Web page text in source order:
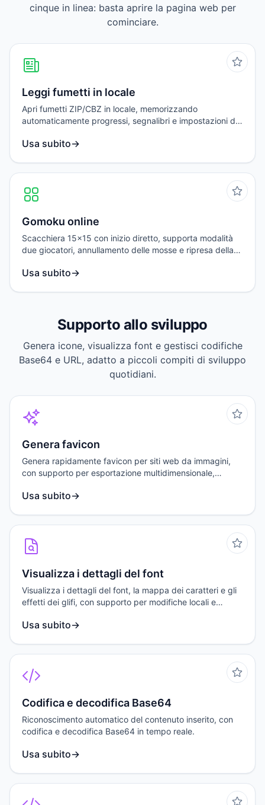
cinque in linea: basta aprire la pagina web per
cominciare.
Leggi fumetti in locale
Apri fumetti ZIP/CBZ in locale, memorizzando
automaticamente progressi, segnalibri e impostazioni di
Usa subito→
Gomoku online
Scacchiera 15x15 con inizio diretto, supporta modalità
due giocatori, annullamento delle mosse e ripresa della
Usa subito→
Supporto allo sviluppo
Genera icone, visualizza font e gestisci codifiche
Base64 e URL, adatto a piccoli compiti di sviluppo
quotidiani.
Genera favicon
Genera rapidamente favicon per siti web da immagini,
con supporto per esportazione multidimensionale,
Usa subito→
Visualizza i dettagli del font
Visualizza i dettagli del font, la mappa dei caratteri e gli
effetti dei glifi, con supporto per modifiche locali e
Usa subito→
Codifica e decodifica Base64
Riconoscimento automatico del contenuto inserito, con
codifica e decodifica Base64 in tempo reale.
Usa subito→